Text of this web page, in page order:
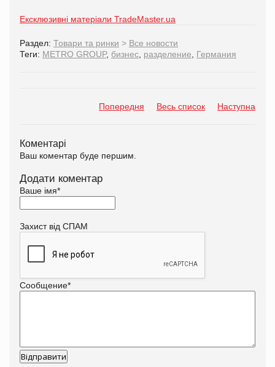
Ексклюзивні матеріали TradeMaster.ua
Раздел: Товари та ринки > Все новости
Теги: METRO GROUP, бизнес разделение Германия
Попередня Весь список Наступна
Коментарі
Ваш коментар буде першим.
Додати коментар
Ваше імя*
Захист від СПАМ
Сообщение*